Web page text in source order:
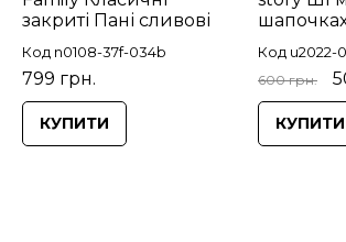
закриті Пані сливові
Код n0108-37f-034b
799 грн.
КУПИТИ
Код u2022-
600 грн.
КУПИТИ